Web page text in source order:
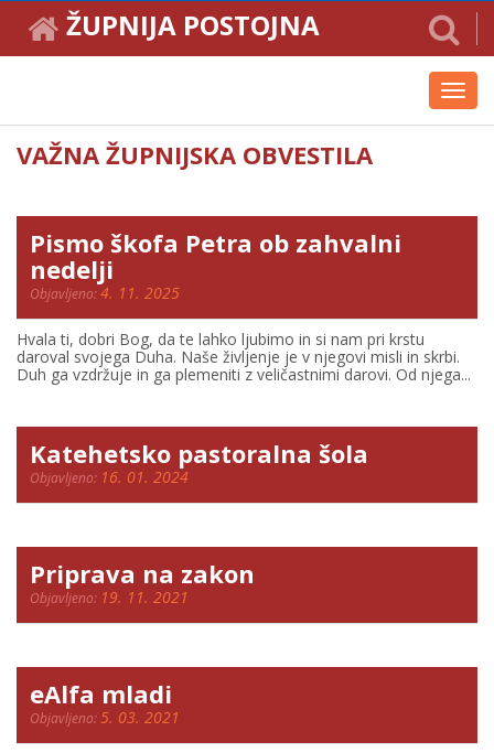
ŽUPNIJA POSTOJNA
VAŽNA ŽUPNIJSKA OBVESTILA
Pismo škofa Petra ob zahvalni
nedelji
Objavljeno:4. 11. 2025
Hvala ti, dobri Bog, da te lahko ljubimo in si nam pri krstu
daroval svojega Duha. Naše življenje je v njegovi misli in skrbi.
Duh ga vzdržuje in ga plemeniti z veličastnimi darovi. Od njega...
Katehetsko pastoralna šola
Objavljeno: 16. 01. 2024
Priprava na zakon
Objavljeno: 19. 11. 2021
eAlfa mladi
Objavljeno:5. 03. 2021